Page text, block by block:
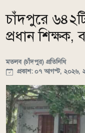
চাঁদপুরে
প্রধান শিক্ষক,
মতলব (চাঁদপুর) প্রতিনিধি
প্রকাশ: ০৭ আগস্ট, ২০২৬,